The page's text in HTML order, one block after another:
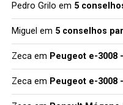
Pedro Grilo em 5
Miguel em 5 conselhos
Zecaem Peugeot e-3008
Zecaem Peugeot e-3008